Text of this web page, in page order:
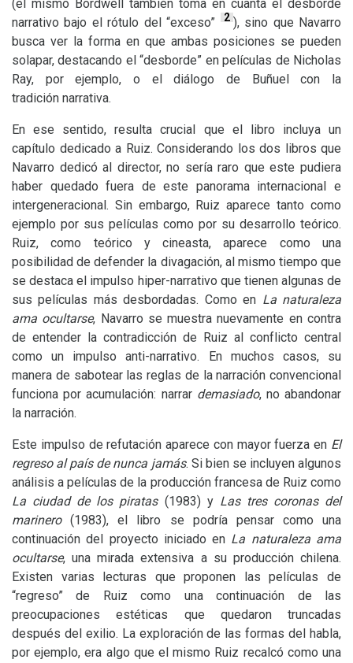
(el mismo Bordwell también toma en cuanta el desborde
narrativo bajo el rótulo del “exceso”
2 ), sino que Navarro
busca ver la forma en que ambas posiciones se pueden
solapar, destacando el “desborde” en películas de Nicholas
Ray, por ejemplo, o el diálogo de Buñuel con la
tradición narrativa.
En ese sentido, resulta crucial que el libro incluya un
capítulo dedicado a Ruiz. Considerando los dos libros que
Navarro dedicó al director, no sería raro que este pudiera
haber quedado fuera de este panorama internacional e
intergeneracional. Sin embargo, Ruiz aparece tanto como
ejemplo por sus películas como por su desarrollo teórico.
Ruiz, como teórico y cineasta, aparece como una
posibilidad de defender la divagación, al mismo tiempo que
se destaca el impulso hiper-narrativo que tienen algunas de
sus películas más desbordadas. Como en La naturaleza
ama ocultarse, Navarro se muestra nuevamente en contra
de entender la contradicción de Ruiz al conflicto central
como un impulso anti-narrativo. En muchos casos, su
manera de sabotear las reglas de la narración convencional
funciona por acumulación: narrar demasiado, no abandonar
la narración.
Este impulso de refutación aparece con mayor fuerza en El
regreso al país de nunca jamás. Si bien se incluyen algunos
análisis a películas de la producción francesa de Ruiz como
La ciudad de los piratas (1983) y Las tres coronas del
marinero(1983), el libro se podría pensar como una
continuación del proyecto iniciado en La naturaleza ama
ocultarse, una mirada extensiva a su producción chilena.
Existen varias lecturas que proponen las películas de
“regreso” de Ruiz como una continuación de las
preocupaciones estéticas que quedaron truncadas
después del exilio. La exploración de las formas del habla,
por ejemplo, era algo que el mismo Ruiz recalcó como una